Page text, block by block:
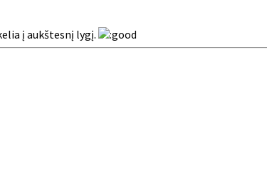
į aukštesnį lygį.